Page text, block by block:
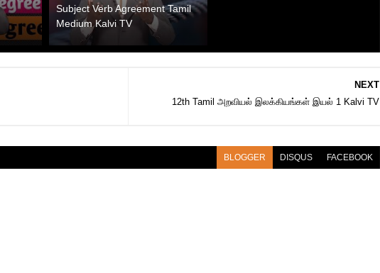
Subject Verb Agreement Tamil
Medium Kalvi TV
NEXT
12th Tamil அறவியல் இலக்கியங்கள் இயல் 1 Kalvi TV
BLOGGER DISQUS FACEBOOK